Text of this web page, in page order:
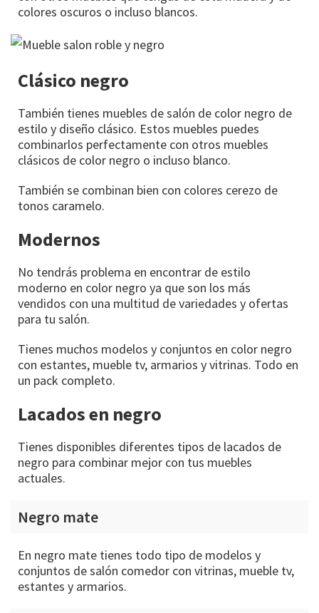
colores oscuros o incluso blancos.
Clásico negro
También tienes muebles de salón de color negro de
estilo y diseño clásico. Estos muebles puedes
combinarlos perfectamente con otros muebles
clásicos de color negro o incluso blanco.
También se combinan bien con colores cerezo de
tonos caramelo.
Modernos
No tendrás problema en encontrar de estilo
moderno en color negro ya que son los más
vendidos con una multitud de variedades y ofertas
para tu salón.
Tienes muchos modelos y conjuntos en color negro
con estantes, mueble tv, armarios y vitrinas. Todo en
un pack completo.
Lacados en negro
Tienes disponibles diferentes tipos de lacados de
negro para combinar mejor con tus muebles
actuales.
Negro mate
En negro mate tienes todo tipo de modelos y
conjuntos de salón comedor con vitrinas, mueble tv,
estantes y armarios.